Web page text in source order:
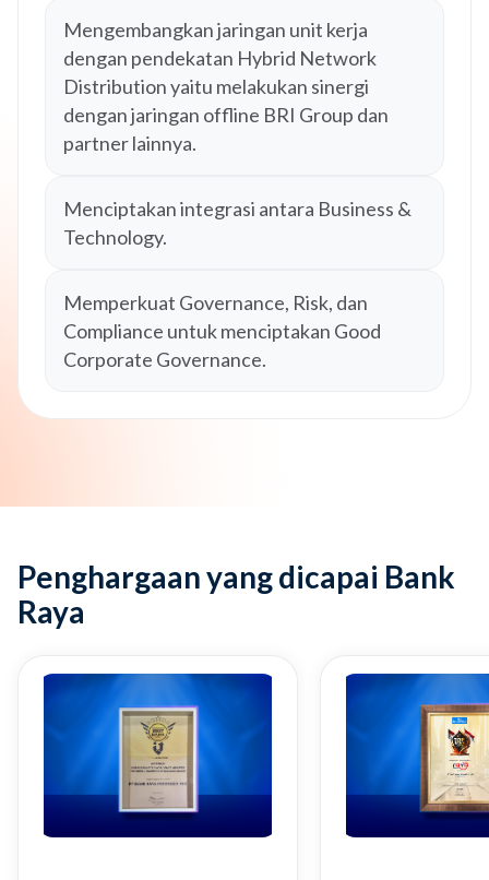
Mengembangkan jaringan unit kerja
dengan pendekatan Hybrid Network
Distribution yaitu melakukan sinergi
dengan jaringan offline BRI Group dan
partner lainnya.
Menciptakan integrasi antara Business &
Technology.
Memperkuat Governance, Risk, dan
Compliance untuk menciptakan Good
Corporate Governance.
Penghargaan yang dicapai Bank
Raya